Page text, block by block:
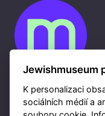
Cookies
Ochrana osobních údajů
Whistleblowing
Jewishmuseum
K personalizaci
sociálních médií a